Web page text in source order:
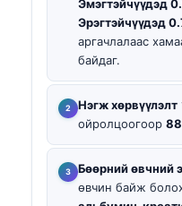
Эмэгтэйчүүдэд
Эрэгтэйчүүдэд
аргачлалаас
байдаг.
Нэгж хөрвүүлэлт
ойролцоогоор
Бөөрний өвчний
өвчин байж